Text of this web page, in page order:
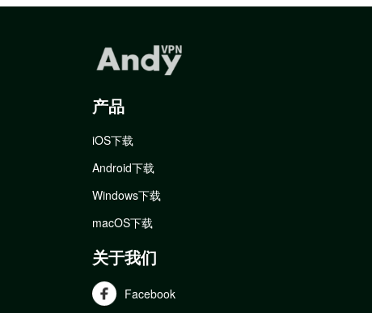
产品
iOS下载
Android下载
Windows下载
macOS下载
关于我们
Facebook